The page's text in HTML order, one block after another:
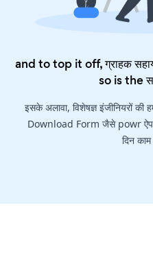
and to top it off, ग्राहक
so is the
इसके अलावा, विशेषज्ञ इंजीनियरों
Download Form जैसे powr ऐप
दिन